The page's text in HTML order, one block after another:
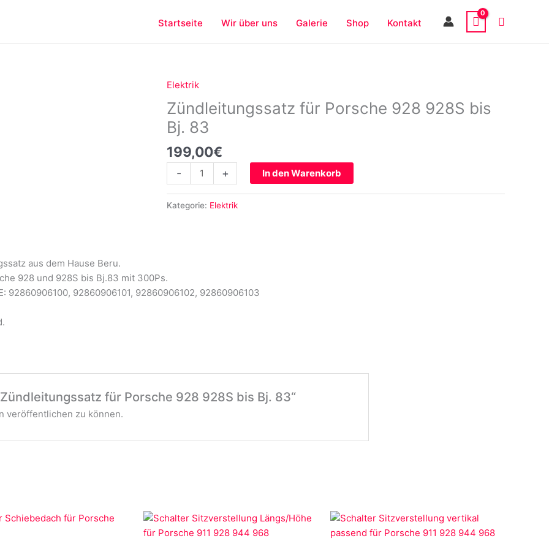
Startseite Wir über uns Galerie Shop Kontakt
Elektrik
Zündleitungssatz für Porsche 928 928S bis
Bj. 83
199,00€
-
Zündleitungssatz
für
Porsche
928
928S
bis
Menge
+ In den Warenkorb
Kategorie: Elektrik
aus dem Hause Beru.
alle Porsche 928 und 928S bis Bj.83 mit 300Ps.
92860906100, 92860906101, 92860906102, 92860906103
für Porsche 928 928S bis Bj. 83“
veröffentlichen zu können.